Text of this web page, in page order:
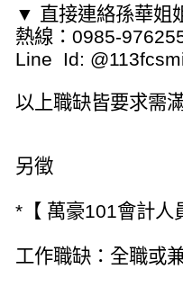
▼ 直接連絡孫華姐
熱線：0985-
Line Id:
以上職缺皆要求需
另徵
*【 萬豪101會計人
工作職缺：全職或